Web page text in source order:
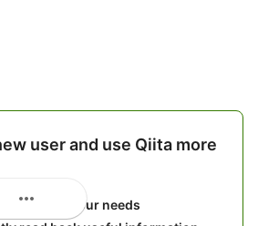
user and use Qiita more
match your needs
more_horiz